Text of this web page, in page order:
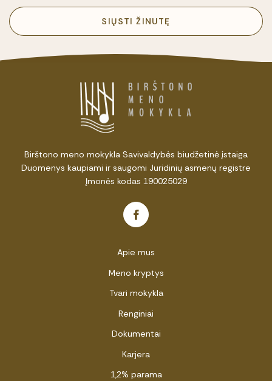
SIŲSTI ŽINUTĘ
Birštono meno mokykla Savivaldybės biudžetinė įstaiga
Duomenys kaupiami ir saugomi Juridinių asmenų registre
Įmonės kodas 190025029
Apie mus
Meno kryptys
Tvari mokykla
Renginiai
Dokumentai
Karjera
1,2% parama